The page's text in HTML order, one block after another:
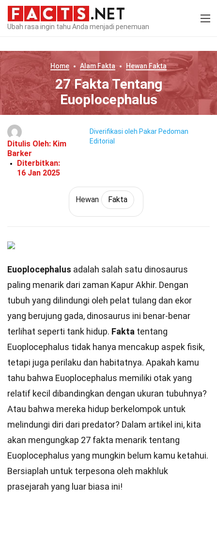
Ubah rasa ingin tahu Anda menjadi penemuan
Home Alam Fakta Hewan Fakta
27 Fakta Tentang
Euoplocephalus
Ditulis Oleh: Kim
Barker
Diterbitkan:
16 Jan 2025
Diverifikasi oleh Pakar Pedoman
Editorial
Hewan Fakta
Euoplocephalus adalah salah satu dinosaurus
paling menarik dari zaman Kapur Akhir. Dengan
tubuh yang dilindungi oleh pelat tulang dan ekor
yang berujung gada, dinosaurus ini benar-benar
terlihat seperti tank hidup. Fakta tentang
Euoplocephalus tidak hanya mencakup aspek fisik,
tetapi juga perilaku dan habitatnya. Apakah kamu
tahu bahwa Euoplocephalus memiliki otak yang
relatif kecil dibandingkan dengan ukuran tubuhnya?
Atau bahwa mereka hidup berkelompok untuk
melindungi diri dari predator? Dalam artikel ini, kita
akan mengungkap 27 fakta menarik tentang
Euoplocephalus yang mungkin belum kamu ketahui.
Bersiaplah untuk terpesona oleh makhluk
prasejarah yang luar biasa ini!